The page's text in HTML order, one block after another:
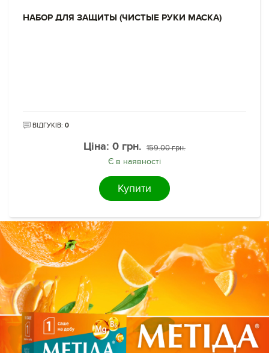
НАБОР ДЛЯ ЗАЩИТЫ (ЧИСТЫЕ РУКИ МАСКА)
ВІДГУКІВ: 0
Ціна: 0 грн. 159.00 грн.
Є в наявності
Купити